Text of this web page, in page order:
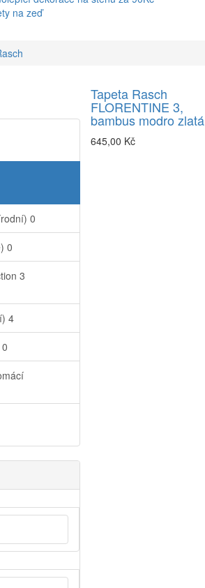
na zeď
0
0
3
4
0
Tapeta Rasch
FLORENTINE 3,
bambus modro zlatá
645,00 Kč